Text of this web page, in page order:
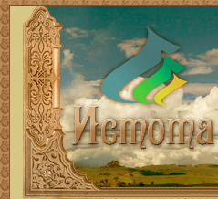
фольклорная музыка, фольклор хороводы бабушки русские народные песни послушать скачать